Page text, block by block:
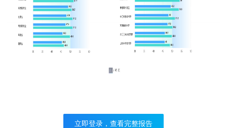
立即登录，查看完整报告